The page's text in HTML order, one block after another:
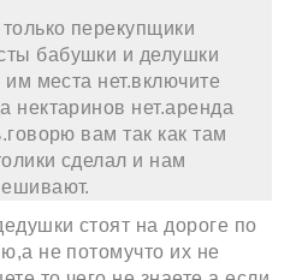
перекупщики
бабушки и делушки
им места нет.включите
нектаринов нет.аренда
вам так как там
сделал и нам
стоят на дороге по
не потомучто их не